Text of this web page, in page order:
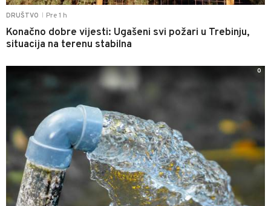
DRUŠTVO Pre 1 h
Konačno dobre vijesti: Ugašeni svi požari u Trebinju,
situacija na terenu stabilna
0